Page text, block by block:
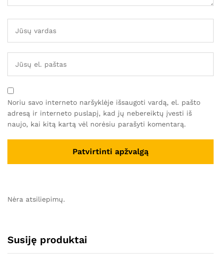
Noriu savo interneto naršyklėje išsaugoti vardą, el. pašto
adresą ir interneto puslapį, kad jų nebereiktų įvesti iš
naujo, kai kitą kartą vėl norėsiu parašyti komentarą.
Nėra atsiliepimų.
Susiję produktai